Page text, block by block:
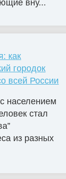
вну...
как
городок
всей России
населением
стал
из разных